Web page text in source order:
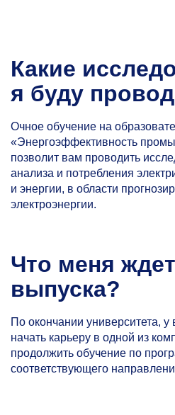
Какие
я буду
Очное обучение на
«Энергоэффективность
позволит вам проводить
анализа и потребления
и энергии, в области
электроэнергии.
Что меня
выпуска?
По окончании университета, у
начать карьеру в одной из
продолжить обучение по
соответствующего